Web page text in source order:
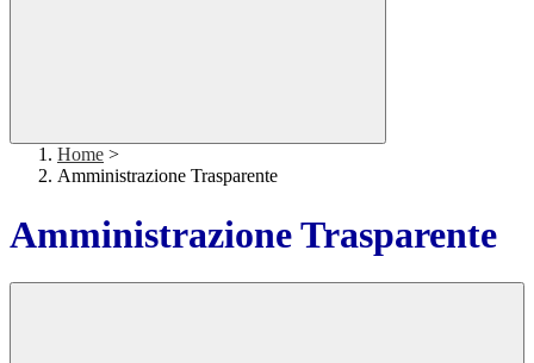
Home >
Amministrazione Trasparente
Amministrazione Trasparente